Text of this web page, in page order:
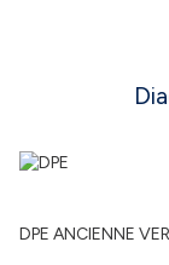
DPE ANCIENNE